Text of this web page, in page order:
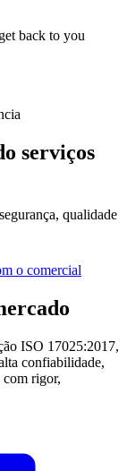
back to you
serviços
qualidade
o comercial
ISO 17025:2017,
confiabilidade,
com rigor,